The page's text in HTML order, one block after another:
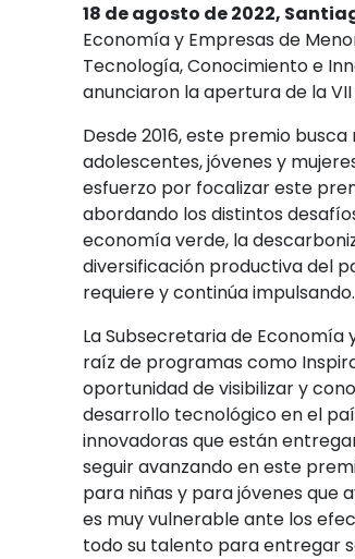
18 de agosto de 2022,
Economía y Empresas de
Tecnología, Conocimiento e
anunciaron la apertura de la
Desde 2016, este premio
adolescentes, jóvenes y
esfuerzo por focalizar este
abordando los distintos
economía verde, la
diversificación productiva del
requiere y continúa impulsando.
La Subsecretaria de Economía
raíz de programas como
oportunidad de visibilizar y
desarrollo tecnológico en el
innovadoras que están
seguir avanzando en este
para niñas y para jóvenes que
es muy vulnerable ante los
todo su talento para entregar